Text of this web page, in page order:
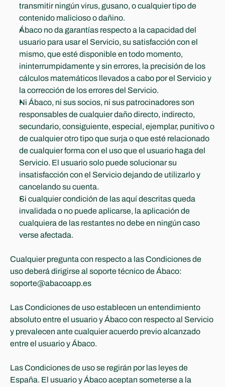
transmitir ningún virus, gusano, o cualquier tipo de
contenido malicioso o dañino.
Ábaco no da garantías respecto a la capacidad del
usuario para usar el Servicio, su satisfacción con el
mismo, que esté disponible en todo momento,
ininterrumpidamente y sin errores, la precisión de los
cálculos matemáticos llevados a cabo por el Servicio y
la corrección de los errores del Servicio.
Ni Ábaco, ni sus socios, ni sus patrocinadores son
responsables de cualquier daño directo, indirecto,
secundario, consiguiente, especial, ejemplar, punitivo o
de cualquier otro tipo que surja o que esté relacionado
de cualquier forma con el uso que el usuario haga del
Servicio. El usuario solo puede solucionar su
insatisfacción con el Servicio dejando de utilizarlo y
cancelando su cuenta.
Si cualquier condición de las aquí descritas queda
invalidada o no puede aplicarse, la aplicación de
cualquiera de las restantes no debe en ningún caso
verse afectada.
Cualquier pregunta con respecto a las Condiciones de
uso deberá dirigirse al soporte técnico de Ábaco:
soporte@abacoapp.es
Las Condiciones de uso establecen un entendimiento
absoluto entre el usuario y Ábaco con respecto al Servicio
y prevalecen ante cualquier acuerdo previo alcanzado
entre el usuario y Ábaco.
Las Condiciones de uso se regirán por las leyes de
España. El usuario y Ábaco aceptan someterse a la